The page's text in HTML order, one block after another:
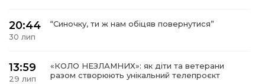
20:44
30 лип
“Синочку, ти ж нам обіцяв повернутися”
13:59
29 лип
«КОЛО НЕЗЛАМНИХ»: як діти та ветерани
разом створюють унікальний телепроєкт